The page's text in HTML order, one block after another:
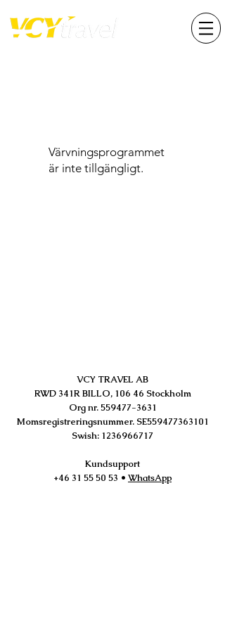
Värvningsprogrammet
är inte tillgängligt.
VCY TRAVEL AB
RWD 341R BILLO, 106 46 Stockholm
Org nr. 559477-3631
Momsregistreringsnummer. SE559477363101
Swish: 1236966717
Kundsupport
+46 31 55 50 53 • WhatsApp